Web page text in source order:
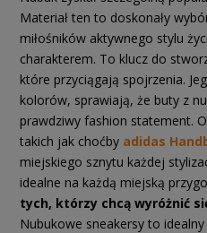
Materiał ten to doskonały
miłośników aktywnego stylu
charakterem. To klucz do
które przyciągają spojrzenia.
kolorów, sprawiają, że buty z
prawdziwy fashion statement.
takich jak choćby adidas
miejskiego sznytu każdej
idealne na każdą miejską
tych, którzy chcą wyróżnić
Nubukowe sneakersy to